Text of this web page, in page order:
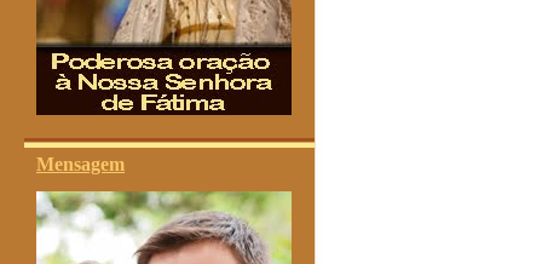
Mensagem